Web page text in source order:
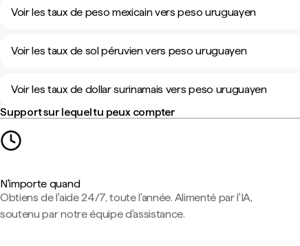
Voir les taux de peso mexicain vers peso uruguayen
Voir les taux de sol péruvien vers peso uruguayen
Voir les taux de dollar surinamais vers peso uruguayen
Support sur lequel tu peux compter
N'importe quand
Obtiens de l'aide 24/7, toute l'année. Alimenté par l'IA,
soutenu par notre équipe d'assistance.